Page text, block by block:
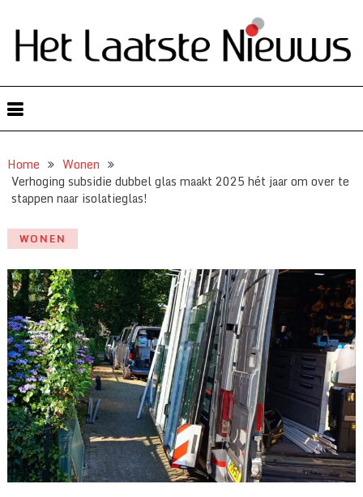
Home
Wonen
Verhoging subsidie dubbel glas maakt 2025 hét jaar om over te
stappen naar isolatieglas!
WONEN